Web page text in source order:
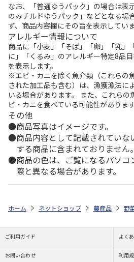
なお、「普通ゆうパック」の場合は表
のみチルドゆうパック」などとなる場
ず、商品内容欄にその旨を表示していま
アレルギー情報について
商品に「小麦」「そば」「卵」「乳」
に」「くるみ」のアレルギー特定8品
を表示します。
※エビ・カニを除く魚介類（これらの
された加工品も含む）は、漁獲漁法に
いる場合があります。 また、これらの
ビ・カニを食べている可能性があります
その他
商品写真はイメージです。
商品内容として記載されてい
する商品に含まれておりません。
商品の色は、ご覧になるパソコ
際と異なる場合があります。
ホーム ネットショップ 農産品 野
ご利用ガイド よく
お問い合わせ 利用